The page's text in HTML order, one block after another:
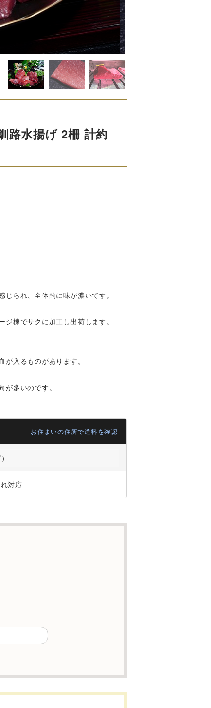
路水揚げ 2柵 計約
られ、全体的に味が濃いです。
棟でサクに加工し出荷します。
入るものがあります。
多いのです。
お住まいの住所で送料を確認
対応